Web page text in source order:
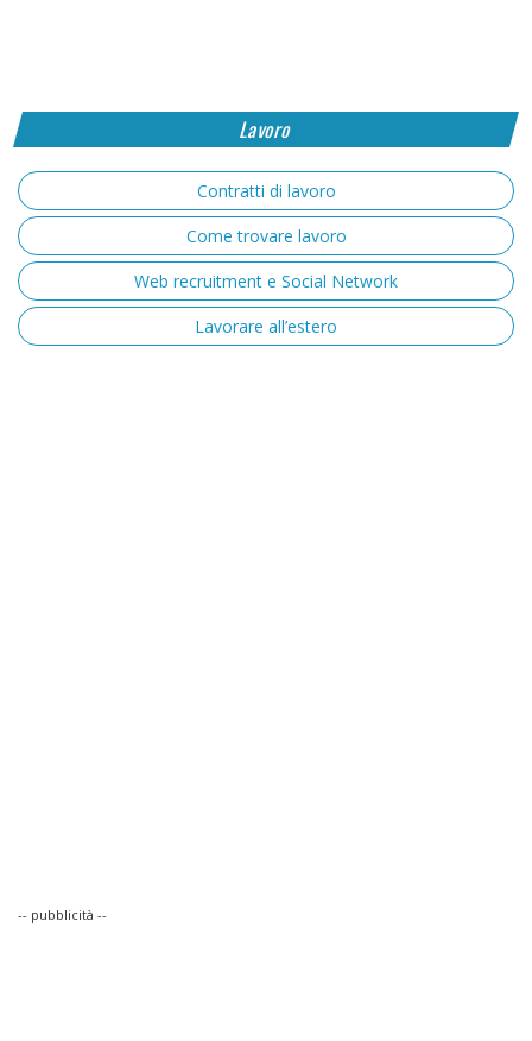
Lavoro
Contratti di lavoro
Come trovare lavoro
Web recruitment e Social Network
Lavorare all’estero
-- pubblicità --